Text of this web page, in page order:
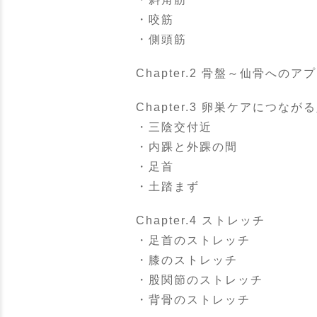
・咬筋
・側頭筋
Chapter.2 骨盤～仙骨へのアプ
Chapter.3 卵巣ケアにつなが
・三陰交付近
・内踝と外踝の間
・足首
・土踏まず
Chapter.4 ストレッチ
・足首のストレッチ
・膝のストレッチ
・股関節のストレッチ
・背骨のストレッチ